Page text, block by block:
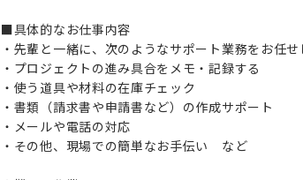
■具体的なお仕事内容
・先輩と一緒に、次のようなサポート業務をお任せ
・プロジェクトの進み具合をメモ・記録する
・使う道具や材料の在庫チェック
・書類（請求書や申請書など）の作成サポート
・メールや電話の対応
・その他、現場での簡単なお手伝い など